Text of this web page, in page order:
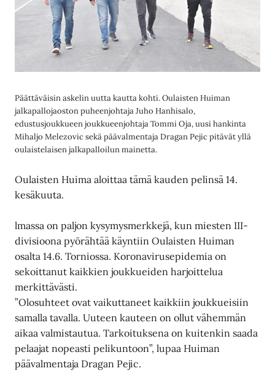
Päättäväisin askelin uutta kautta kohti. Oulaisten Huiman
jalkapallojaoston puheenjohtaja Juho Hanhisalo,
edustusjoukkueen joukkueenjohtaja Tommi Oja, uusi hankinta
Mihaljo Melezovic sekä päävalmentaja Dragan Pejic pitävät yllä
oulaistelaisen jalkapalloilun mainetta.
Oulaisten Huima aloittaa tämä kauden pelinsä 14.
kesäkuuta.
lmassa on paljon kysymysmerkkejä, kun miesten III-
divisioona pyörähtää käyntiin Oulaisten Huiman
osalta 14.6. Torniossa. Koronavirusepidemia on
sekoittanut kaikkien joukkueiden harjoittelua
merkittävästi.
”Olosuhteet ovat vaikuttaneet kaikkiin joukkueisiin
samalla tavalla. Uuteen kauteen on ollut vähemmän
aikaa valmistautua. Tarkoituksena on kuitenkin saada
pelaajat nopeasti pelikuntoon”, lupaa Huiman
päävalmentaja Dragan Pejic.